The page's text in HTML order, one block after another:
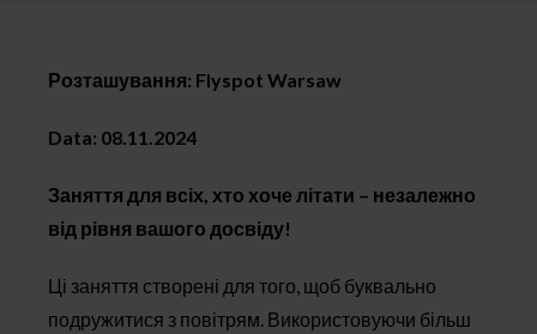
Розташування: Flyspot Warsaw
Data: 08.11.2024
Заняття для всіх, хто хоче літати – незалежно
від рівня вашого досвіду!
Ці заняття створені для того, щоб буквально
подружитися з повітрям. Використовуючи більш